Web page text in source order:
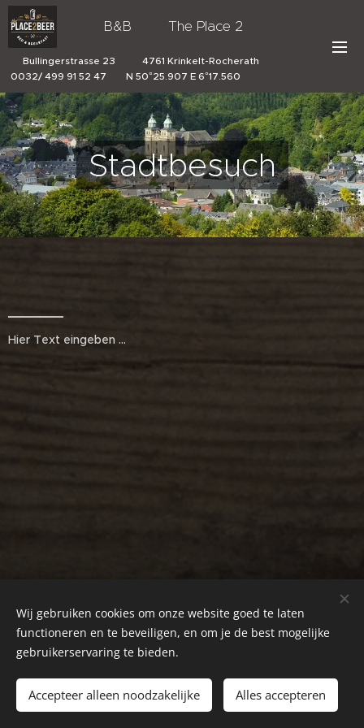
B&B The Place 2
Bullingerstrasse 23 4761 Krinkelt-Rocherath
0032/ 499 91 52 47 N 50°25.907 E 6°17.560
Stadtbesuch
Hier Text eingeben ...
Cookies
Sprachen
Deutsch
Wij gebruiken cookies om onze website goed te laten
functioneren en te beveiligen, en om je de best mogelijke
gebruikerservaring te bieden.
Accepteer alleen noodzakelijke Alles accepteren